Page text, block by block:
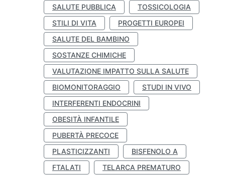
SALUTE PUBBLICA
TOSSICOLOGIA
STILI DI VITA
PROGETTI EUROPEI
SALUTE DEL BAMBINO
SOSTANZE CHIMICHE
VALUTAZIONE IMPATTO SULLA SALUTE
BIOMONITORAGGIO
STUDI IN VIVO
INTERFERENTI ENDOCRINI
OBESITÀ INFANTILE
PUBERTÀ PRECOCE
PLASTICIZZANTI
BISFENOLO A
FTALATI
TELARCA PREMATURO